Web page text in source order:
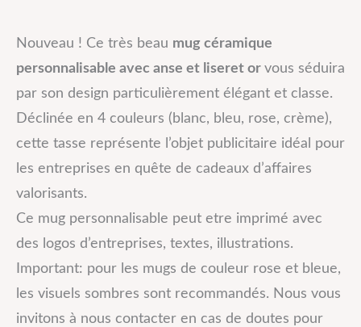
Nouveau ! Ce très beau mug céramique
personnalisable avec anse et liseret or vous séduira
par son design particulièrement élégant et classe.
Déclinée en 4 couleurs (blanc, bleu, rose, crème),
cette tasse représente l’objet publicitaire idéal pour
les entreprises en quête de cadeaux d’affaires
valorisants.
Ce mug personnalisable peut etre imprimé avec
des logos d’entreprises, textes, illustrations.
Important: pour les mugs de couleur rose et bleue,
les visuels sombres sont recommandés. Nous vous
invitons à nous contacter en cas de doutes pour